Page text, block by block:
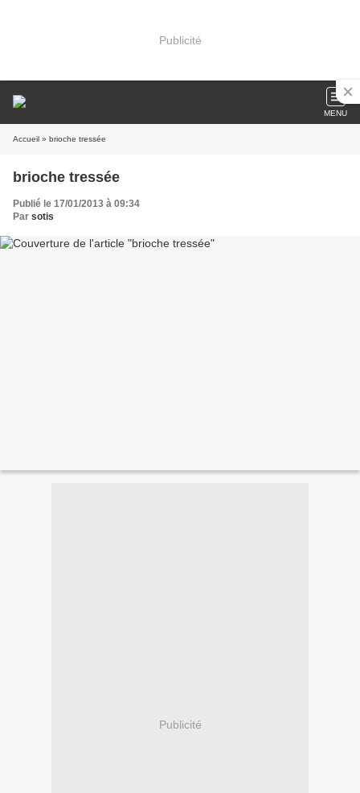
Publicité
MENU
Accueil » brioche tressée
brioche tressée
Publié le 17/01/2013 à 09:34
Par sotis
Publicité